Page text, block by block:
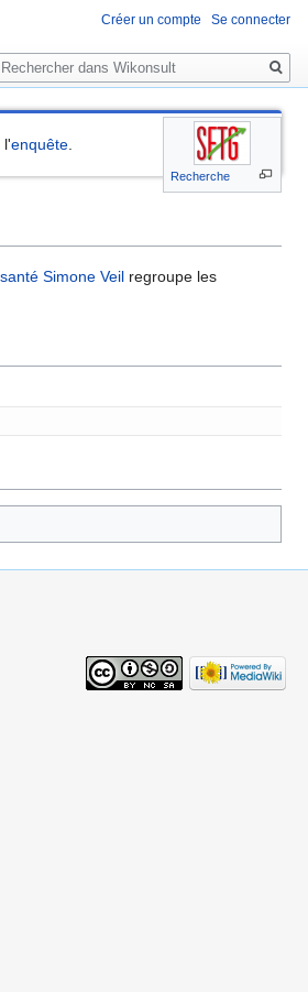
Recherche
l'enquête
Simone Veil regroupe les
Créer un compte Se connecter